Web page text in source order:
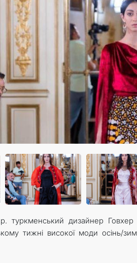
дизайнер Говхер
тижні високої моди осінь/